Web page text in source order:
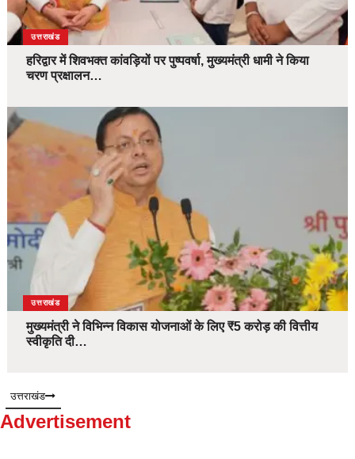
उत्तराखंड
हरिद्वार में शिवभक्त कांवड़ियों पर पुष्पवर्षा, मुख्यमंत्री धामी ने किया
चरण प्रक्षालन…
उत्तराखंड
मुख्यमंत्री ने विभिन्न विकास योजनाओं के लिए ₹5 करोड़ की वित्तीय
स्वीकृति दी…
उत्तराखंड
Advertisement